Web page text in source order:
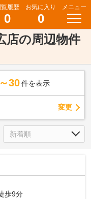
覧履歴
0
お気に入り
0
メニュー
店の周辺物件
30 件を表示
変更
歩9分